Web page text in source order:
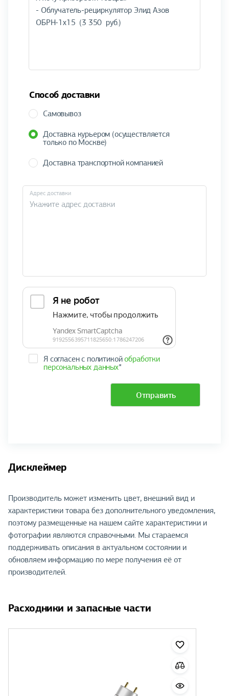
Способ доставки
Самовывоз
Доставка курьером (осуществляется
только по Москве)
Доставка транспортной компанией
Адрес доставки
Я согласен с политикойобработки
персональных данных*
Отправить
Дисклеймер
Производитель может изменить цвет, внешний вид и
характеристики товара без дополнительного уведомления,
поэтому размещенные на нашем сайте характеристики и
фотографии являются справочными. Мы стараемся
поддерживать описания в актуальном состоянии и
обновляем информацию по мере получения её от
производителей.
Расходники и запасные части